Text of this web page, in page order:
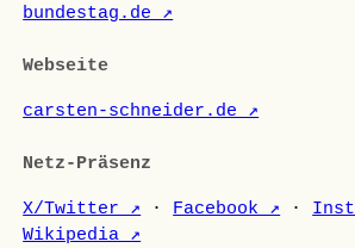
bundestag.de ↗
Webseite
carsten-schneider.de ↗
Netz-Präsenz
X/Twitter ↗ · Facebook ↗ ·
Wikipedia ↗